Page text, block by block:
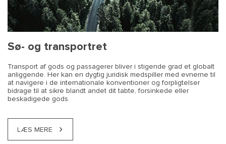
medicin
Sø- og transportret
Transport af gods og passagerer bliver i stigende grad et globalt
anliggende. Her kan en dygtig juridisk medspiller med evnerne til
at navigere i de internationale konventioner og forpligtelser
bidrage til at sikre blandt andet dit tabte, forsinkede eller
beskadigede gods.
LÆS MERE